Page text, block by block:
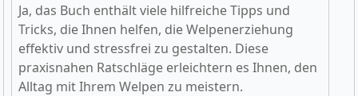
Ja, das Buch enthält viele hilfreiche Tipps und
Tricks, die Ihnen helfen, die Welpenerziehung
effektiv und stressfrei zu gestalten. Diese
praxisnahen Ratschläge erleichtern es Ihnen, den
Alltag mit Ihrem Welpen zu meistern.